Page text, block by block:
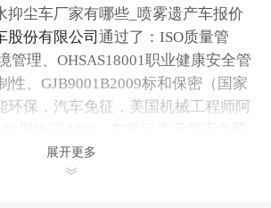
抑尘车厂家有哪些_喷雾遗产车报价
股份有限公司 通过了：ISO质量管
管理、OHSAS18001职业健康安全管
性、GJB9001B2009标和保密（国家
环保，汽车免征，美国机械工程师阿
，意见稿规定，省和设区的市以及可
的县级，应当制定重污染天气应急预
展开更多